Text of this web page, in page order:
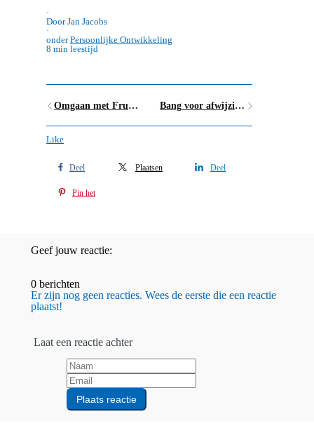
·
Door Jan Jacobs
·
onderPersoonlijke Ontwikkeling
8 min leestijd
Omgaan met Frustratie en Boosheid Bang voor afwijzing? Overwin je angst met het spel #1afwijzingperdag
Like
Deel Plaatsen Deel
Pin het
Geef jouw reactie:
0 berichten
Er zijn nog geen reacties. Wees de eerste die een reactie
plaatst!
Laat een reactie achter